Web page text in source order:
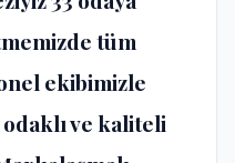
tüm
ekibimizle
ve kaliteli